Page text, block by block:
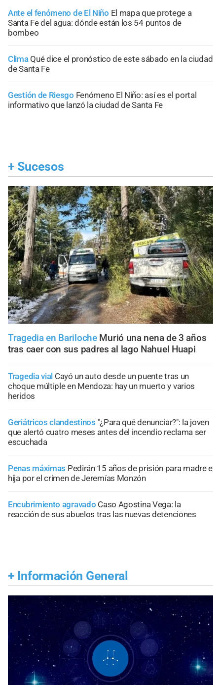
Ante el fenómeno de El Niño El mapa que protege a
Santa Fe del agua: dónde están los 54 puntos de
bombeo
Clima Qué dice el pronóstico de este sábado en la ciudad
de Santa Fe
Gestión de Riesgo Fenómeno El Niño: así es el portal
informativo que lanzó la ciudad de Santa Fe
+ Sucesos
Tragedia en Bariloche Murió una nena de 3 años
tras caer con sus padres al lago Nahuel Huapi
Tragedia vial Cayó un auto desde un puente tras un
choque múltiple en Mendoza: hay un muerto y varios
heridos
Geriátricos clandestinos "¿Para qué denunciar?": la joven
que alertó cuatro meses antes del incendio reclama ser
escuchada
Penas máximas Pedirán 15 años de prisión para madre e
hija por el crimen de Jeremías Monzón
Encubrimiento agravado Caso Agostina Vega: la
reacción de sus abuelos tras las nuevas detenciones
+ Información General